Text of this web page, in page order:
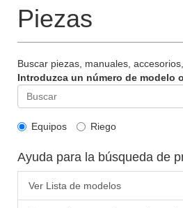
Piezas
Buscar piezas, manuales,
Introduzca un número de modelo
Equipos Riego
Ayuda para la búsqueda de
Ver Lista de modelos